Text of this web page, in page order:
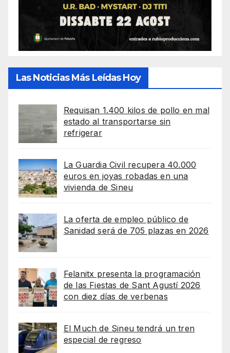
Las Noticias Más Leídas Hoy
Requisan 1.400 kilos de pollo en mal
estado al transportarse sin
refrigerar
La Guardia Civil recupera 40.000
euros en joyas robadas en una
vivienda de Sineu
La oferta de empleo público de
Sanidad será de 705 plazas en 2026
Felanitx presenta la programación
de las Fiestas de Sant Agustí 2026
con diez días de verbenas
El Much de Sineu tendrá un tren
especial de regreso